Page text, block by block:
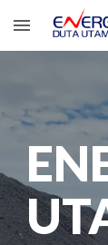
Skip to main